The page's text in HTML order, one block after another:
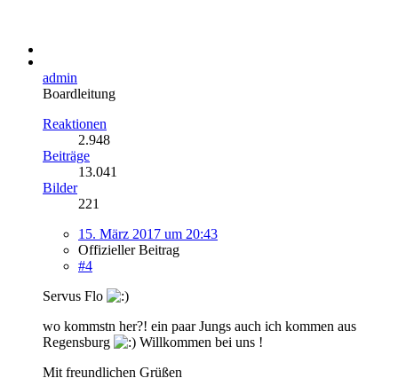
admin
Boardleitung
Reaktionen
2.948
Beiträge
13.041
Bilder
221
15. März 2017 um 20:43
Offizieller Beitrag
#4
Servus Flo
wo kommstn her?! ein paar Jungs auch ich kommen aus
Regensburg
Willkommen bei uns !
Mit freundlichen Grüßen